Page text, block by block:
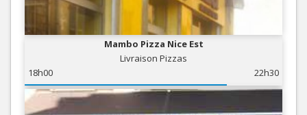
Mambo Pizza Nice Est
Livraison Pizzas
18h00
22h30